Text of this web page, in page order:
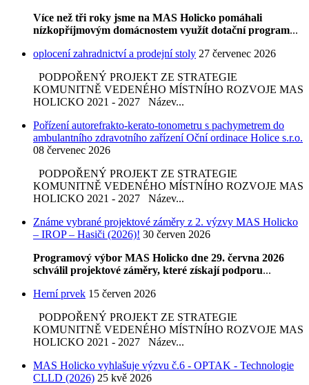
Více než tři roky jsme na MAS Holicko pomáhali
nízkopříjmovým domácnostem využít dotační program...
oplocení zahradnictví a prodejní stoly 27 červenec 2026
PODPOŘENÝ PROJEKT ZE STRATEGIE
KOMUNITNĚ VEDENÉHO MÍSTNÍHO ROZVOJE MAS
HOLICKO 2021 - 2027 Název...
Pořízení autorefrakto-kerato-tonometru s pachymetrem do
ambulantního zdravotního zařízení Oční ordinace Holice s.r.o.
08 červenec 2026
PODPOŘENÝ PROJEKT ZE STRATEGIE
KOMUNITNĚ VEDENÉHO MÍSTNÍHO ROZVOJE MAS
HOLICKO 2021 - 2027 Název...
Známe vybrané projektové záměry z 2. výzvy MAS Holicko
– IROP – Hasiči (2026)! 30 červen 2026
Programový výbor MAS Holicko dne 29. června 2026
schválil projektové záměry, které získají podporu...
Herní prvek 15 červen 2026
PODPOŘENÝ PROJEKT ZE STRATEGIE
KOMUNITNĚ VEDENÉHO MÍSTNÍHO ROZVOJE MAS
HOLICKO 2021 - 2027 Název...
MAS Holicko vyhlašuje výzvu č.6 - OPTAK - Technologie
CLLD (2026) 25 kvě 2026